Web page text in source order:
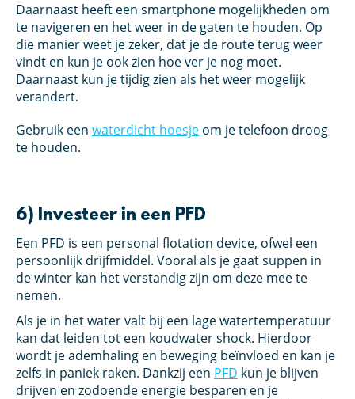
Daarnaast heeft een smartphone mogelijkheden om
te navigeren en het weer in de gaten te houden. Op
die manier weet je zeker, dat je de route terug weer
vindt en kun je ook zien hoe ver je nog moet.
Daarnaast kun je tijdig zien als het weer mogelijk
verandert.
Gebruik een waterdicht hoesje om je telefoon droog
te houden.
6) Investeer in een PFD
Een PFD is een personal flotation device, ofwel een
persoonlijk drijfmiddel. Vooral als je gaat suppen in
de winter kan het verstandig zijn om deze mee te
nemen.
Als je in het water valt bij een lage watertemperatuur
kan dat leiden tot een koudwater shock. Hierdoor
wordt je ademhaling en beweging beïnvloed en kan je
zelfs in paniek raken. Dankzij een PFD kun je blijven
drijven en zodoende energie besparen en je